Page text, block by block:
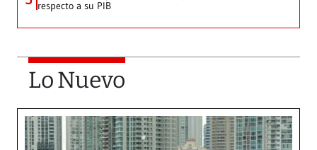
respecto a su PIB
Lo Nuevo